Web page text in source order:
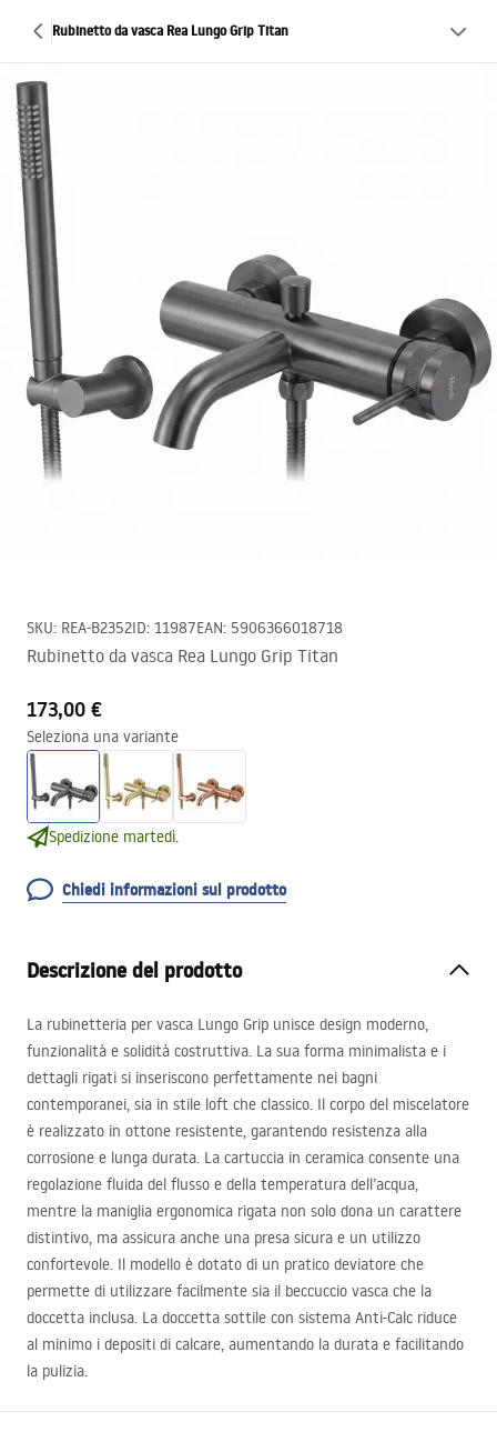
Rubinetto da vasca Rea Lungo Grip Titan
SKU: REA-B2352ID: 11987EAN: 5906366018718
Rubinetto da vasca Rea Lungo Grip Titan
173,00 €
Seleziona una variante
Spedizione martedì.
Chiedi informazioni sul prodotto
Descrizione del prodotto
La rubinetteria per vasca Lungo Grip unisce design moderno,
funzionalità e solidità costruttiva. La sua forma minimalista e i
dettagli rigati si inseriscono perfettamente nei bagni
contemporanei, sia in stile loft che classico. Il corpo del miscelatore
è realizzato in ottone resistente, garantendo resistenza alla
corrosione e lunga durata. La cartuccia in ceramica consente una
regolazione fluida del flusso e della temperatura dell’acqua,
mentre la maniglia ergonomica rigata non solo dona un carattere
distintivo, ma assicura anche una presa sicura e un utilizzo
confortevole. Il modello è dotato di un pratico deviatore che
permette di utilizzare facilmente sia il beccuccio vasca che la
doccetta inclusa. La doccetta sottile con sistema Anti-Calc riduce
al minimo i depositi di calcare, aumentando la durata e facilitando
la pulizia.